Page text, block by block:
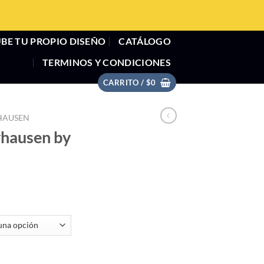
TU PROPIO DISEÑO
CATÁLOGO
TERMINOS Y CONDICIONES
CARRITO / $0
by